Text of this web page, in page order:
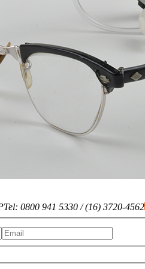
Tel: 0800 941 5330 / (16) 3720-4562